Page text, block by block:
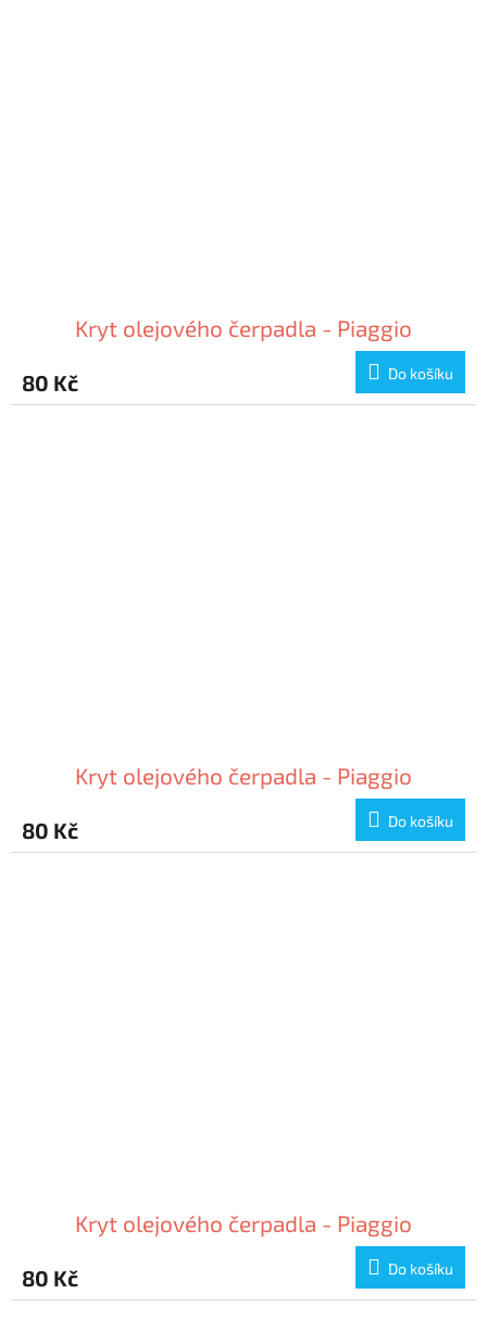
Kryt olejového čerpadla - Piaggio
80 Kč Do košíku
Kryt olejového čerpadla - Piaggio
80 Kč Do košíku
Kryt olejového čerpadla - Piaggio
80 Kč Do košíku